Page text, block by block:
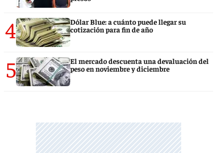
4
Dólar Blue: a cuánto puede llegar su
cotización para fin de año
5
El mercado descuenta una devaluación del
peso en noviembre y diciembre